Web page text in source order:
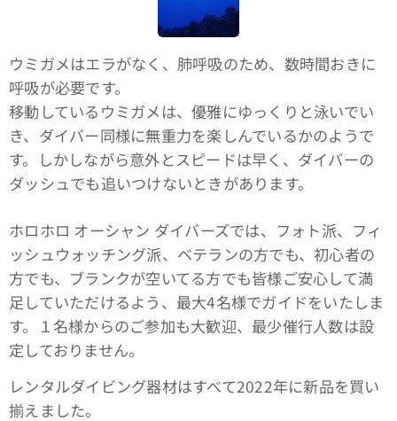
ウミガメはエラがなく、肺呼吸のため、数時間おきに
呼吸が必要です。
移動しているウミガメは、優雅にゆっくりと泳いでい
き、ダイバー同様に無重力を楽しんでいるかのようで
す。しかしながら意外とスピードは早く、ダイバーの
ダッシュでも追いつけないときがあります。
ホロホロ オーシャン ダイバーズでは、フォト派、フィ
ッシュウォッチング派、ベテランの方でも、初心者の
方でも、ブランクが空いてる方でも皆様ご安心して満
足していただけるよう、最大4名様でガイドをいたしま
す。１名様からのご参加も大歓迎、最少催行人数は設
定しておりません。
レンタルダイビング器材はすべて2022年に新品を買い
揃えました。